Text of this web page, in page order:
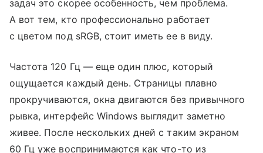
задач это скорее особенность, чем проблема.
А вот тем, кто профессионально работает
с цветом под sRGB, стоит иметь ее в виду.
Частота 120 Гц — еще один плюс, который
ощущается каждый день. Страницы плавно
прокручиваются, окна двигаются без привычного
рывка, интерфейс Windows выглядит заметно
живее. После нескольких дней с таким экраном
60 Гц уже воспринимаются как что-то из